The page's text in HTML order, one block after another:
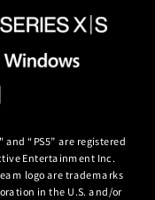
" and “PS5” are registered
Entertainment Inc.
logo are trademarks
in the U.S. and/or